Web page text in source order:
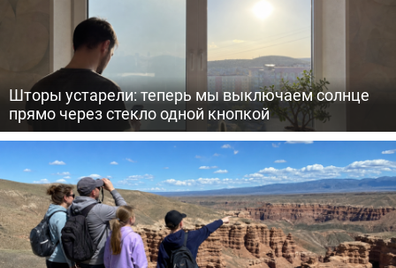
Шторы устарели: теперь мы выключаем солнце
прямо через стекло одной кнопкой